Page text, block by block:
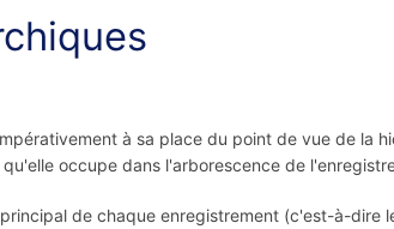
à sa place du point de vue de la
occupe dans l'arborescence de
de chaque enregistrement (c'est-à-dire